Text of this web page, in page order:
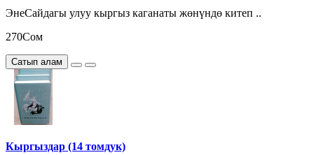
ЭнеСайдагы улуу кыргыз каганаты жөнүндө китеп ..
270Сом
Сатып алам
Кыргыздар (14 томдук)